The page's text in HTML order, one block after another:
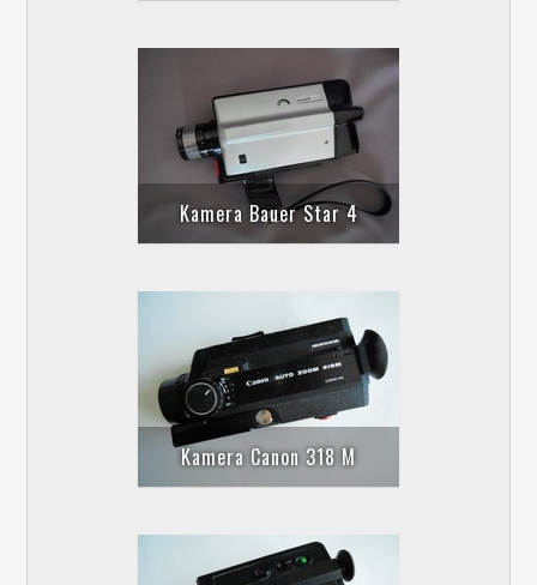
Kamera Bauer Star 4
Kamera Canon 318 M